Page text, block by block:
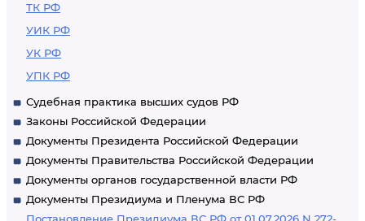
ТК РФ
УИК РФ
УК РФ
УПК РФ
Судебная практика высших судов РФ
Законы Российской Федерации
Документы Президента Российской Федерации
Документы Правительства Российской Федерации
Документы органов государственной власти РФ
Документы Президиума и Пленума ВС РФ